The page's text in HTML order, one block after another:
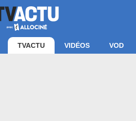
TVACTU VIDÉOS VOD